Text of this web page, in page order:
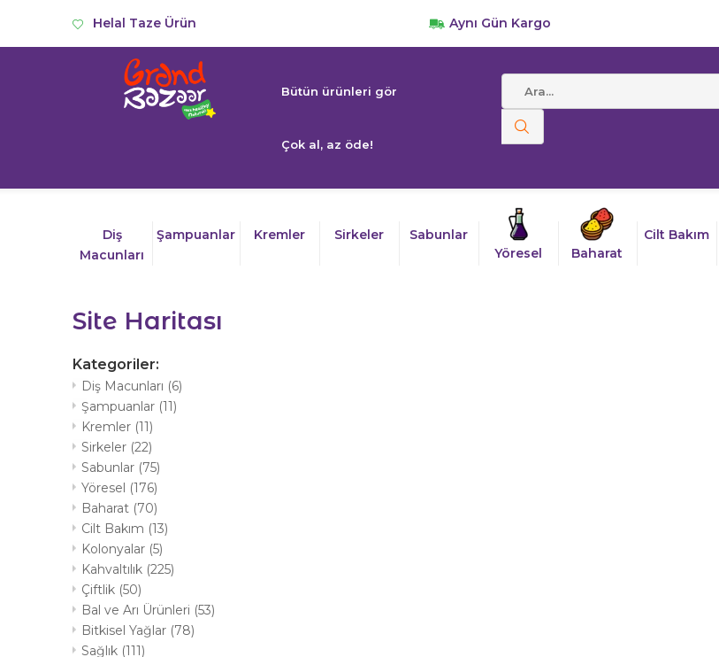
Helal Taze Ürün Aynı Gün Kargo
Bütün ürünleri gör
Çok al, az öde!
Diş
Macunları
Şampuanlar Kremler Sirkeler
Sabunlar
Yöresel
Baharat
Cilt Bakım
Site Haritası
Kategoriler:
Diş Macunları (6)
Şampuanlar (11)
Kremler (11)
Sirkeler (22)
Sabunlar (75)
Yöresel (176)
Baharat (70)
Cilt Bakım (13)
Kolonyalar (5)
Kahvaltılık (225)
Çiftlik (50)
Bal ve Arı Ürünleri (53)
Bitkisel Yağlar (78)
Sağlık (111)